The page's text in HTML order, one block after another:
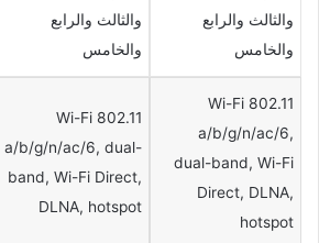
والثالث والرابع
والخامس
والثالث والرابع
والخامس
Wi-Fi 802.11
a/b/g/n/ac/6,
dual-band, Wi-Fi
Direct, DLNA,
hotspot
Wi-Fi 802.11
a/b/g/n/ac/6, dual-
band, Wi-Fi Direct,
DLNA, hotspot